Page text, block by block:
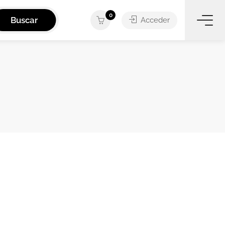
Buscar 0
Acceder